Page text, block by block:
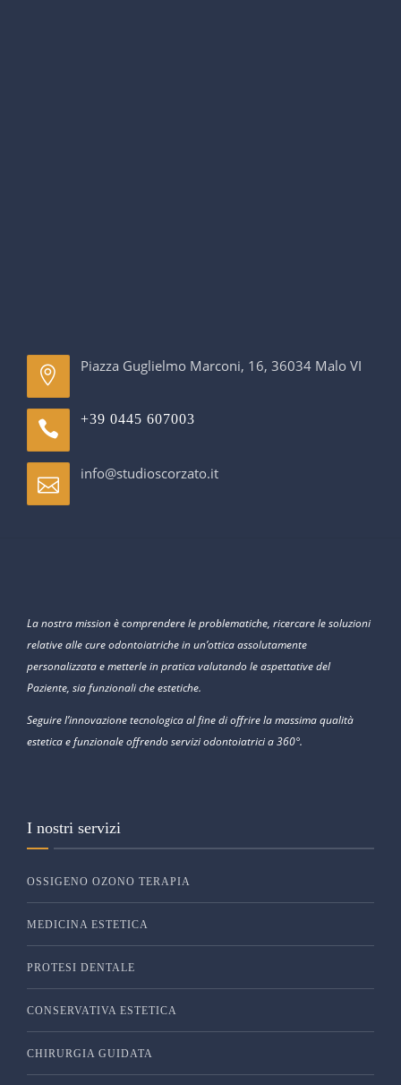
Piazza Guglielmo Marconi, 16, 36034 Malo VI
+39 0445 607003
info@studioscorzato.it
La nostra mission è comprendere le problematiche, ricercare le soluzioni
relative alle cure odontoiatriche in un’ottica assolutamente
personalizzata e metterle in pratica valutando le aspettative del
Paziente, sia funzionali che estetiche.
Seguire l’innovazione tecnologica al fine di offrire la massima qualità
estetica e funzionale offrendo servizi odontoiatrici a 360°.
I nostri servizi
OSSIGENO OZONO TERAPIA
MEDICINA ESTETICA
PROTESI DENTALE
CONSERVATIVA ESTETICA
CHIRURGIA GUIDATA